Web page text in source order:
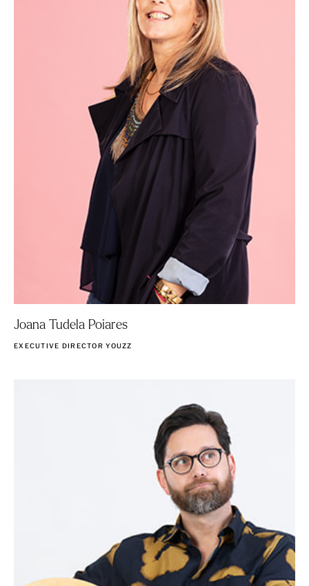
Joana Tudela Poiares
EXECUTIVE DIRECTOR YOUZZ